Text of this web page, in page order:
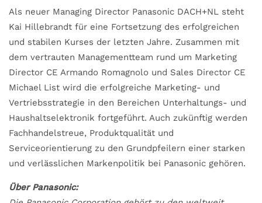
Als neuer Managing Director Panasonic DACH+NL steht
Kai Hillebrandt für eine Fortsetzung des erfolgreichen
und stabilen Kurses der letzten Jahre. Zusammen mit
dem vertrauten Managementteam rund um Marketing
Director CE Armando Romagnolo und Sales Director CE
Michael List wird die erfolgreiche Marketing- und
Vertriebsstrategie in den Bereichen Unterhaltungs- und
Haushaltselektronik fortgeführt. Auch zukünftig werden
Fachhandelstreue, Produktqualität und
Serviceorientierung zu den Grundpfeilern einer starken
und verlässlichen Markenpolitik bei Panasonic gehören.
Über Panasonic: